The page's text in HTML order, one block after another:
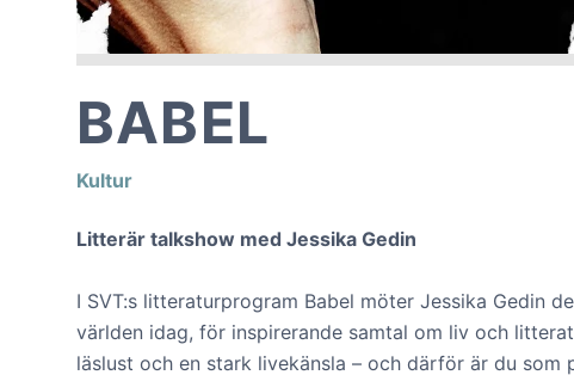
BABEL
Kultur
Litterär talkshow med Jessika Gedin
I SVT:s litteraturprogram Babel möter Jessika Gedin
världen idag, för inspirerande samtal om liv och
läslust och en stark livekänsla – och därför är du som